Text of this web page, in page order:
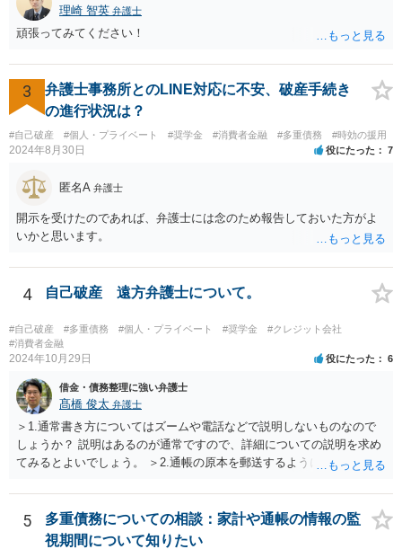
理崎 智英 弁護士
頑張ってみてください！
3
弁護士事務所とのLINE対応に不安、破産手続き
の進行状況は？
#自己破産 #個人・プライベート #奨学金 #消費者金融 #多重債務 #時効の援用
2024年8月30日 役にたった 7
匿名A 弁護士
開示を受けたのであれば、弁護士には念のため報告しておいた方がよ
いかと思います。
4 自己破産 遠方弁護士について。
#自己破産 #多重債務 #個人・プライベート #奨学金
#クレジット会社
#消費者金融
2024年10月29日 役にたった 6
借金・債務整理に強い弁護士
髙橋 俊太 弁護士
＞1.通常書き方についてはズームや電話などで説明しないものなので
しょうか？ 説明はあるのが通常ですので、詳細についての説明を求め
てみるとよいでしょう。 ＞2.通帳の原本を郵送するように言われてい
うで手間はかかりますが）その部分のPDFあるいはコピーを提出すれ
ばよいでしょう。 ＞3.土地あり。親父名義のまま。遺産分割未完了 と
りあえずは、法務局で全部事項証明書を取得して、PDFあるいはコピ
ーを提出すればよいでしょう。
5
多重債務についての相談：家計や通帳の情報の監
視期間について知りたい